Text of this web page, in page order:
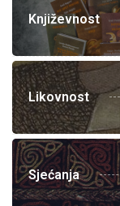
Književnost
Likovnost
Sjećanja